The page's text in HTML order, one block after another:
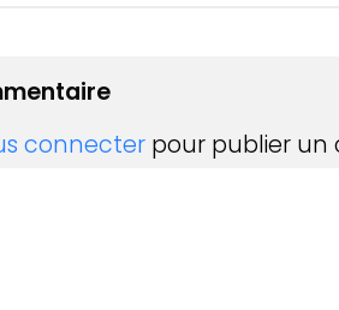
connecter pour publier